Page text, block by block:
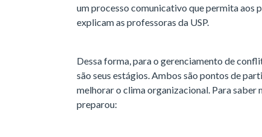
um processo comunicativo que permita aos
explicam as professoras da USP.
Dessa forma, para o gerenciamento de
são seus estágios. Ambos são pontos de
melhorar o clima organizacional. Para
preparou: